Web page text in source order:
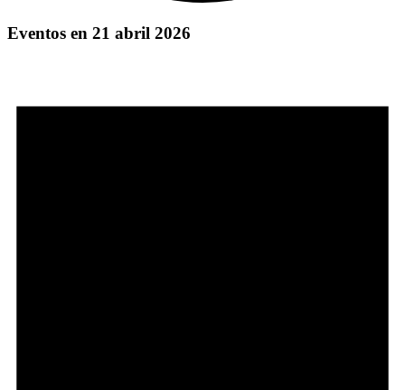
Eventos en 21 abril 2026